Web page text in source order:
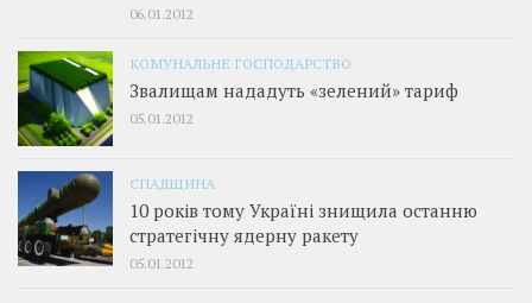
06.01.2012
КОМУНАЛЬНЕ ГОСПОДАРСТВО
Звалищам нададуть «зелений» тариф
05.01.2012
СПАДЩИНА
10 років тому Україні знищила останню
стратегічну ядерну ракету
05.01.2012